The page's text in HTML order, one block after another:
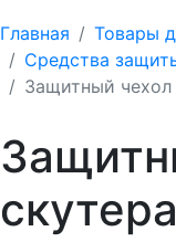
Главная
Товары
Средства
Защитный чехол